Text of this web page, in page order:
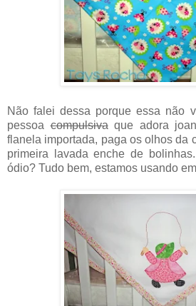
Não falei dessa porque essa não
pessoacompulsivaque adora
flanela importada, paga os olhos da
primeira lavada enche de
ódio? Tudo bem, estamos usando